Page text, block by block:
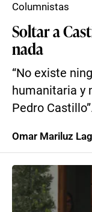
Soltar a
nada
“No existe
humanitaria y
Pedro
Columnistas
Omar Mariluz